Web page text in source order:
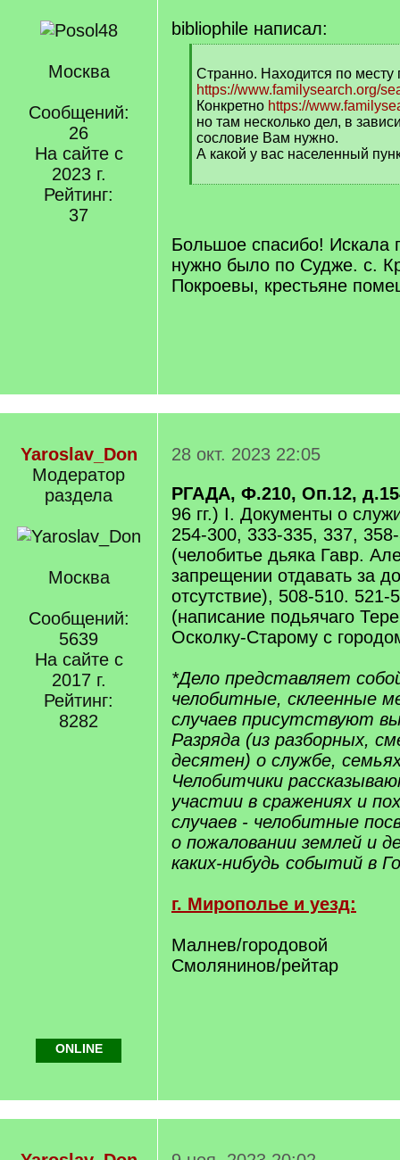
Москва
Сообщений:
26
На сайте с
2023 г.
Рейтинг:
37
bibliophile написал:
q
]
Странно. Находится по месту
https://www.familysearch.org/
Конкретно https://
но там несколько дел, в
сословие Вам нужно.
А какой у вас населенный
[
Большое спасибо! Искала
нужно было по Судже. с.
Покроевы, крестьяне
Yaroslav_Don
Модератор
раздела
Москва
Сообщений:
5639
На сайте с
2017 г.
Рейтинг:
8282
28 окт. 2023 22:05
РГАДА, Ф.210, Оп.12,
96 гг.) I. Документы о
254-300, 333-335, 337,
(челобитье дьяка Гавр.
запрещении отдавать за
отсутствие), 508-510. 521-
(написание подьячаго
Осколку-Старому с
*Дело представляет
челобитные, склеенные
случаев присутствуют
Разряда (из разборных,
десятен) о службе,
Челобитчики
участии в сражениях и
случаев - челобитные
о пожаловании землей и
каких-нибудь событий в
г. Мирополье и уезд:
Малнев/городовой
Смолянинов/рейтар
ONLINE